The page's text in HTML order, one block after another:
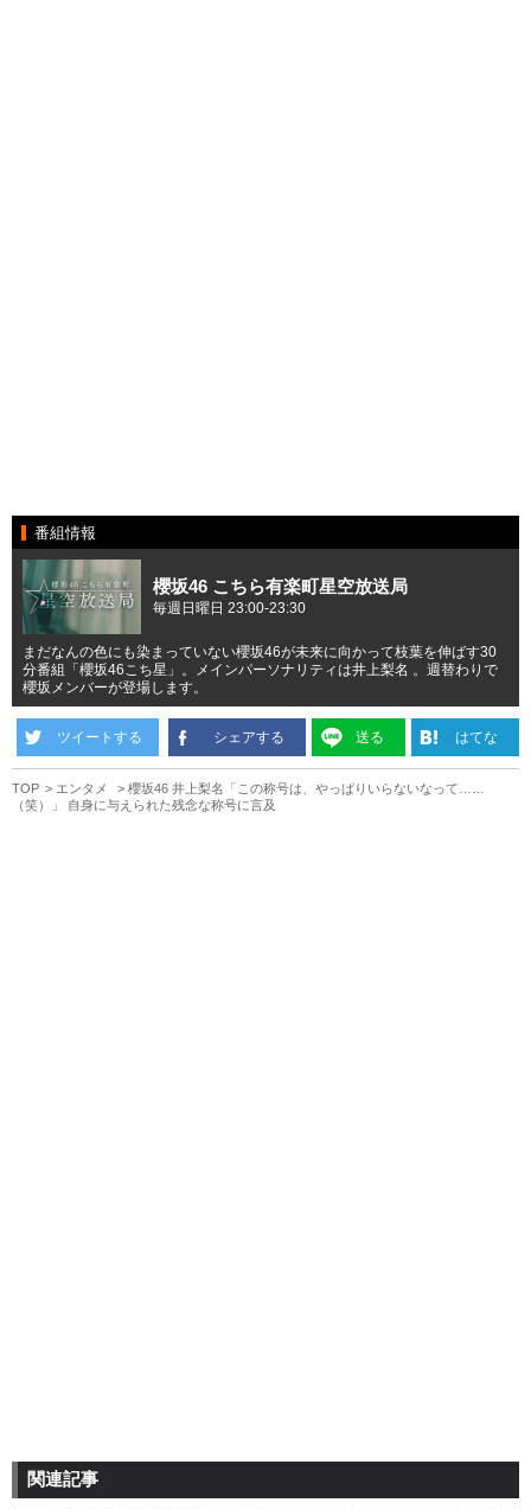
番組情報
櫻坂46 こちら有楽町星空放送局
毎週日曜日 23:00-23:30
まだなんの色にも染まっていない櫻坂46が未来に向かって枝葉を伸ばす30
分番組「櫻坂46こち星」。メインパーソナリティは井上梨名 。週替わりで
櫻坂メンバーが登場します。
ツイートする シェアする 送る はてな
TOP エンタメ
櫻坂46 井上梨名「この称号は、やっぱりいらないなって……
（笑）」 自身に与えられた残念な称号に言及
関連記事